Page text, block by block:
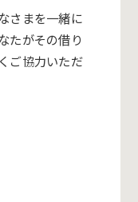
さまを一緒に
たがその借り
ご協力いただ